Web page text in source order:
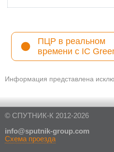
ПЦР в реальном
времени с IC
Информация представлена
© СПУТНИК-К 2012-2026
info@sputnik-group.com
Схема проезда